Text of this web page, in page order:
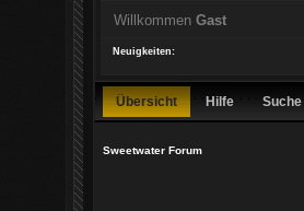
Willkommen Gast
Neuigkeiten:
Übersicht Hilfe Suche
Sweetwater Forum